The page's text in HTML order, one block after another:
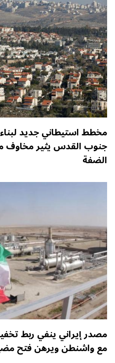
جنوب القدس يثير مخاوف
الضفة
مصدر إيراني ينفي ربط
مع واشنطن ويرهن فتح